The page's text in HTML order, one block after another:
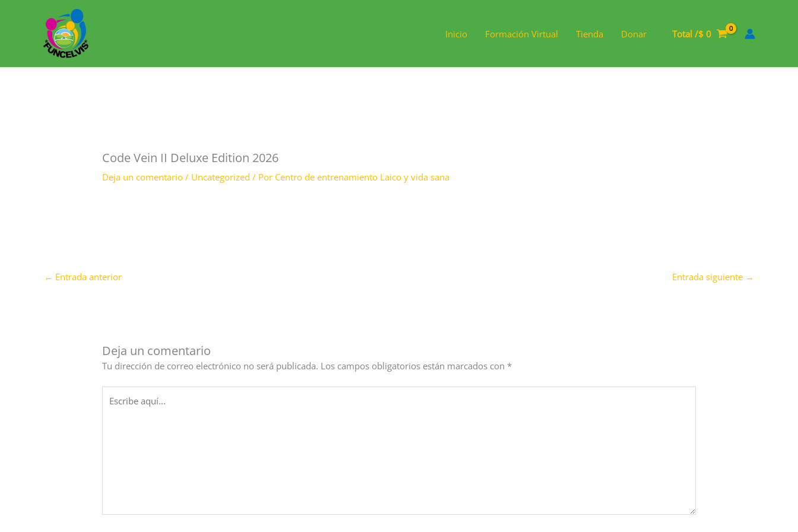
Inicio Formación Virtual Tienda Donar Total /$ 0
Code Vein II Deluxe Edition 2026
Deja un comentario / Uncategorized / Por Centro de entrenamiento Laico y vida sana
← Entrada anterior Entrada siguiente →
Deja un comentario
Tu dirección de correo electrónico no será publicada. Los campos obligatorios están marcados con *
aquí...